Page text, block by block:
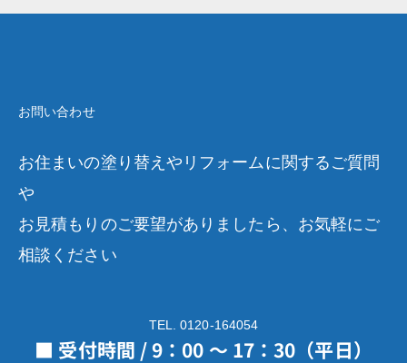
お問い合わせ
お住まいの塗り替えやリフォームに関するご質問
や
お見積もりのご要望がありましたら、お気軽にご
相談ください
TEL. 0120-164054
■ 受付時間 / 9：00 ～ 17：30（平日）